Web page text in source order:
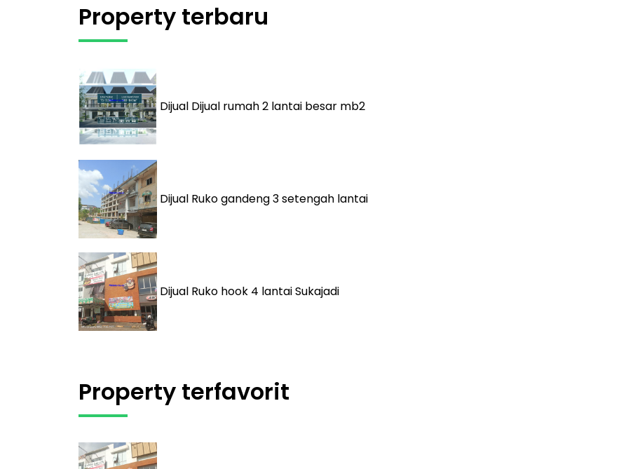
Property terbaru
Dijual Dijual rumah 2 lantai besar mb2
Dijual Ruko gandeng 3 setengah lantai
Dijual Ruko hook 4 lantai Sukajadi
Property terfavorit